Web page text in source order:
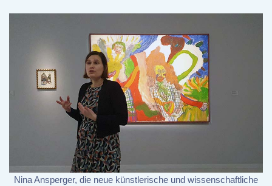
Nina Ansperger, die neue künstlerische und wissenschaftliche